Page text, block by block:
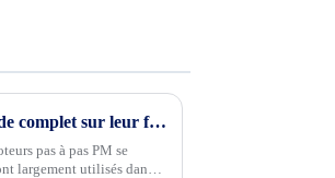
Démystification des moteurs pas à pas PM : un guide complet sur leur fonctionnement et leurs applications
pas à pas PM se
largement utilisés dans